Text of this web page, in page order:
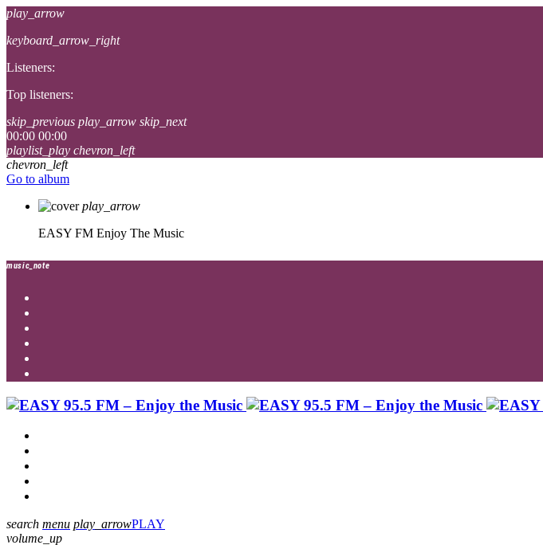
play_arrow
keyboard_arrow_right
Listeners:
Top listeners:
skip_previous play_arrow skip_next
00:00 00:00
playlist_play chevron_left
chevron_left
Go to album
play_arrow
EASY FM Enjoy The Music
music_note
search menu play_arrowPLAY
volume_up